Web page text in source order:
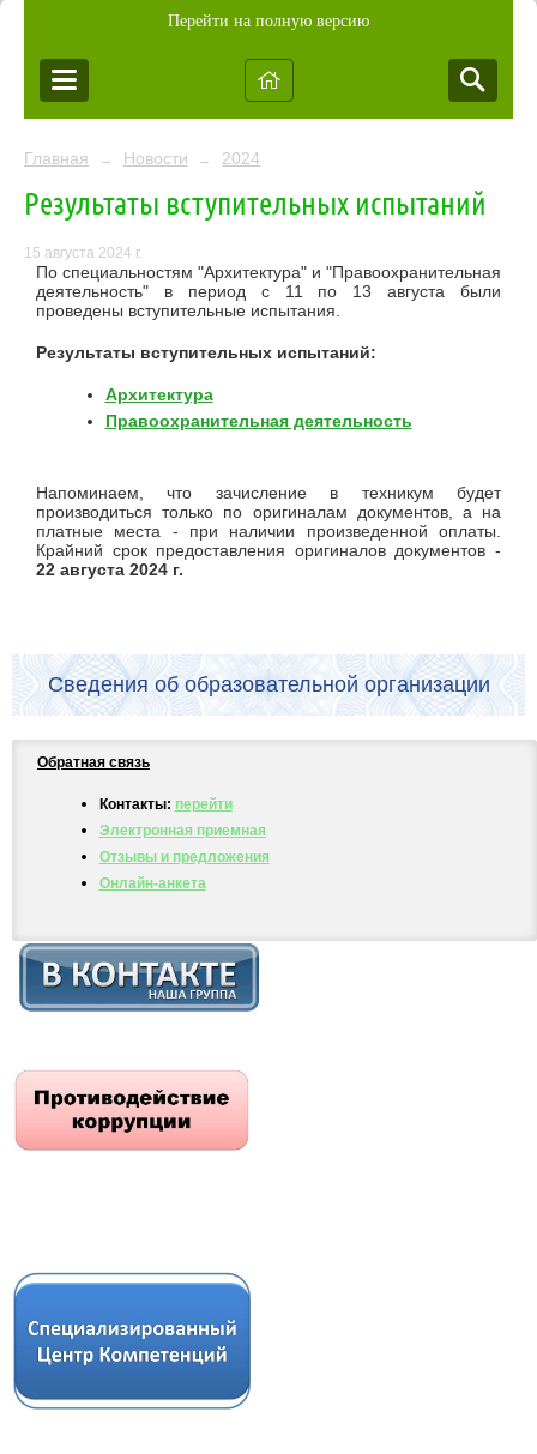
Перейти на полную версию
Главная → Новости → 2024
Результаты вступительных испытаний
15 августа 2024 г.
По специальностям "Архитектура" и "Правоохранительная
деятельность" в период с 11 по 13 августа были
проведены вступительные испытания.
Результаты вступительных испытаний:
Архитектура
Правоохранительная деятельность
Напоминаем, что зачисление в техникум будет
производиться только по оригиналам документов, а на
платные места - при наличии произведенной оплаты.
Крайний срок предоставления оригиналов документов -
22 августа 2024 г.
Сведения об образовательной организации
Обратная связь
Контакты: перейти
Электронная приемная
Отзывы и предложения
Онлайн-анкета